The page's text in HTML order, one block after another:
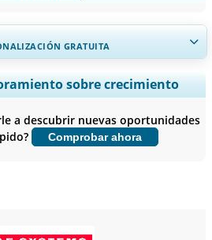
GRATUITA
y por país, Análisis de segmentos,
competitivo, e información
ahora
sobre crecimiento
a descubrir nuevas oportunidades
Comprobar ahora